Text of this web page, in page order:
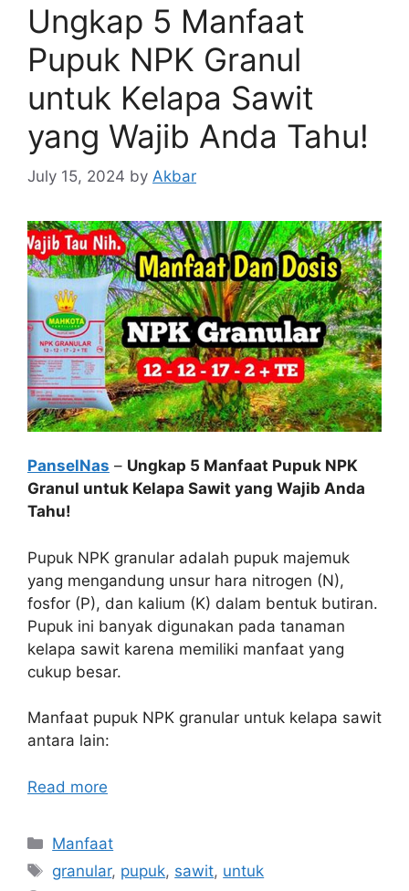
Ungkap 5 Manfaat
Pupuk NPK Granul
untuk Kelapa Sawit
yang Wajib Anda Tahu!
July 15, 2024 by Akbar
PanselNas – Ungkap 5 Manfaat Pupuk NPK
Granul untuk Kelapa Sawit yang Wajib Anda
Tahu!
Pupuk NPK granular adalah pupuk majemuk
yang mengandung unsur hara nitrogen (N),
fosfor (P), dan kalium (K) dalam bentuk butiran.
Pupuk ini banyak digunakan pada tanaman
kelapa sawit karena memiliki manfaat yang
cukup besar.
Manfaat pupuk NPK granular untuk kelapa sawit
antara lain:
Read more
Categories
Manfaat
Tags
granular, pupuk, sawit, untuk